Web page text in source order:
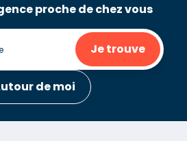
proche de chez vous
Je trouve
de moi